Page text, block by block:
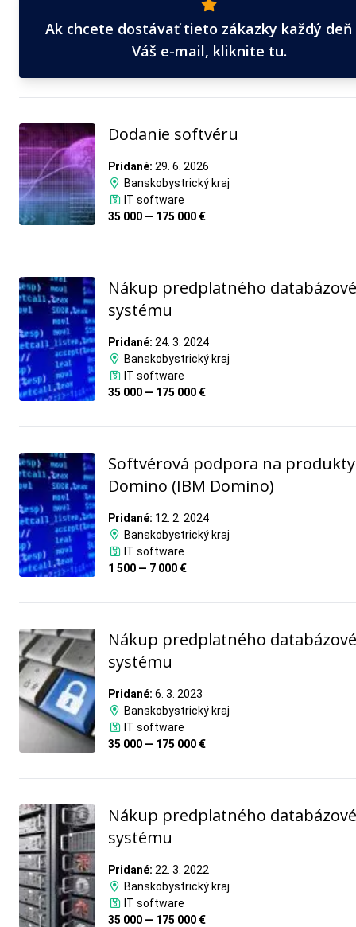
Ak chcete dostávať tieto zákazky každý deň
Váš e-mail, kliknite tu.
Dodanie softvéru
Pridané: 29. 6. 2026
Banskobystrický kraj
IT software
35 000 — 175 000 €
Nákup predplatného
systému
Pridané: 24. 3. 2024
Banskobystrický kraj
IT software
35 000 — 175 000 €
Softvérová podpora na produkty
Domino (IBM Domino)
Pridané: 12. 2. 2024
Banskobystrický kraj
IT software
1 500 — 7 000 €
Nákup predplatného
systému
Pridané: 6. 3. 2023
Banskobystrický kraj
IT software
35 000 — 175 000 €
Nákup predplatného
systému
Pridané: 22. 3. 2022
Banskobystrický kraj
IT software
35 000 — 175 000 €